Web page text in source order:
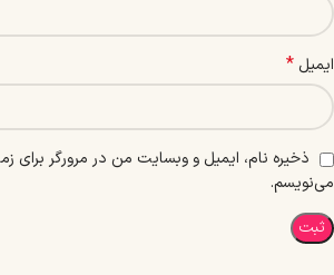
ایمیل *
ذخیره نام، ایمیل و وبسایت من در مرورگر برای
می‌نویسم.